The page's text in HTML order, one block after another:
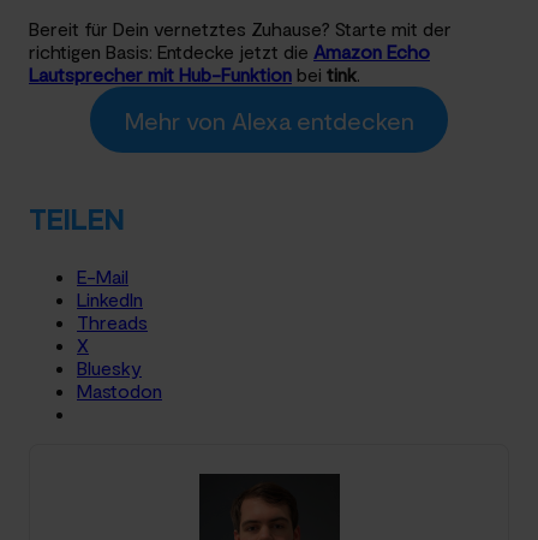
Bereit für Dein vernetztes Zuhause? Starte mit der
richtigen Basis: Entdecke jetzt die Amazon Echo
Lautsprecher mit Hub-Funktion bei tink.
Mehr von Alexa entdecken
TEILEN
E-Mail
LinkedIn
Threads
X
Bluesky
Mastodon